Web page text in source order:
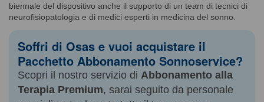
biennale del dispositivo anche il supporto di un team di tecnici di
neurofisiopatologia e di medici esperti in medicina del sonno.
Soffri di Osas e vuoi acquistare il
Pacchetto Abbonamento Sonnoservice?
Scopri il nostro servizio di Abbonamento alla
Terapia Premium, sarai seguito da personale